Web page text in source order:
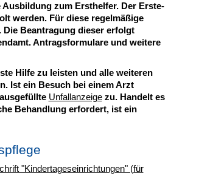
zum Ersthelfer. Der Erste-
werden. Für diese regelmäßige
Beantragung dieser erfolgt
Antragsformulare und weitere
Hilfe zu leisten und alle weiteren
Ist ein Besuch bei einem Arzt
Unfallanzeigezu. Handelt es
Behandlung erfordert, ist ein
"Kindertageseinrichtungen" (für